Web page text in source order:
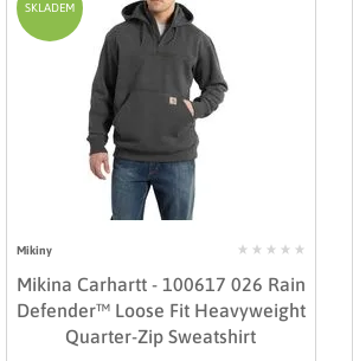
Mikiny
Mikina Carhartt - 100617 026 Rain
Defender™ Loose Fit Heavyweight
Quarter-Zip Sweatshirt
SKLADEM